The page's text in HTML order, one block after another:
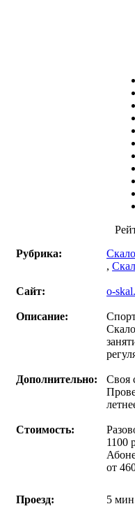
Рубрика:
,
Сайт: o-
Описание:
Дополнительно:
Своя
Стоимость:
1100
от
Проезд:
5